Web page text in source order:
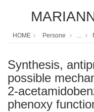
HOME Persone ...
Synthesis,
possible
2-
phenoxy